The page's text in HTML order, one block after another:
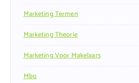
Marketing Termen
Marketing Theorie
Marketing Voor Makelaars
Mbo